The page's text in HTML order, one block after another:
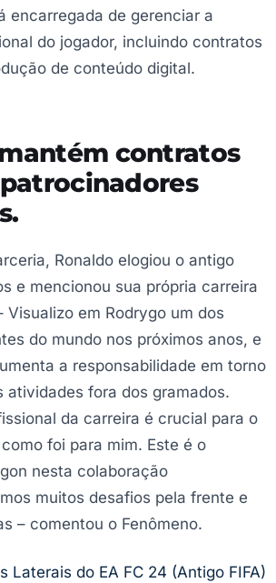
encarregada de gerenciar a
do jogador, incluindo contratos
de conteúdo digital.
contratos
Ronaldo elogiou o antigo
e mencionou sua própria carreira
Visualizo em Rodrygo um dos
do mundo nos próximos anos, e
a responsabilidade em torno
atividades fora dos gramados.
da carreira é crucial para o
foi para mim. Este é o
nesta colaboração
muitos desafios pela frente e
– comentou o Fenômeno.
Laterais do EA FC 24 (Antigo FIFA)